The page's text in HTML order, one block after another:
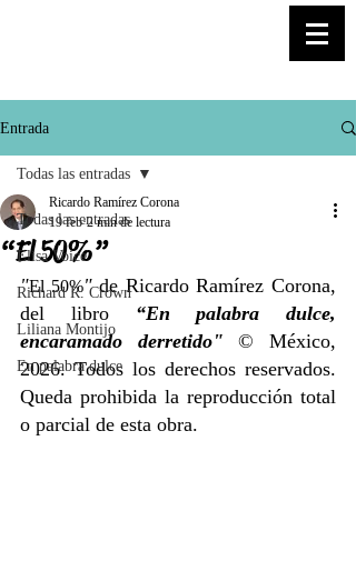
Entrada
Todas las entradas
Elisa Voice
Richard R. Crown
Liliana Montijo
En palabra dulce
Todas las entradas
“El 50%”
Ricardo Ramírez Corona
19 feb 2 min de lectura
"El 50%" de Ricardo Ramírez Corona,
del libro “En palabra dulce,
encaramado derretido" © México,
2026. Todos los derechos reservados.
Queda prohibida la reproducción total
o parcial de esta obra.